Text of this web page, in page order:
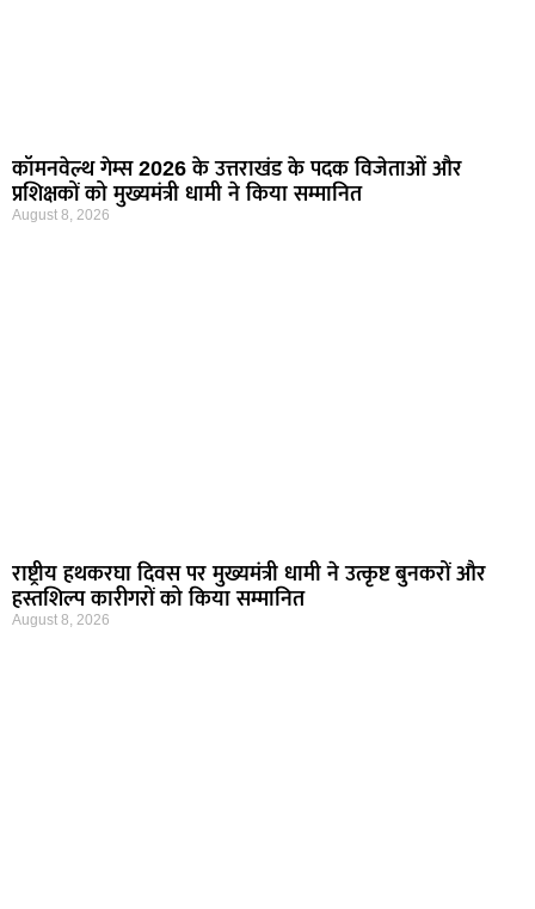
कॉमनवेल्थ गेम्स 2026 के उत्तराखंड के पदक विजेताओं और
प्रशिक्षकों को मुख्यमंत्री धामी ने किया सम्मानित
August 8, 2026
राष्ट्रीय हथकरघा दिवस पर मुख्यमंत्री धामी ने उत्कृष्ट बुनकरों और
हस्तशिल्प कारीगरों को किया सम्मानित
August 8, 2026